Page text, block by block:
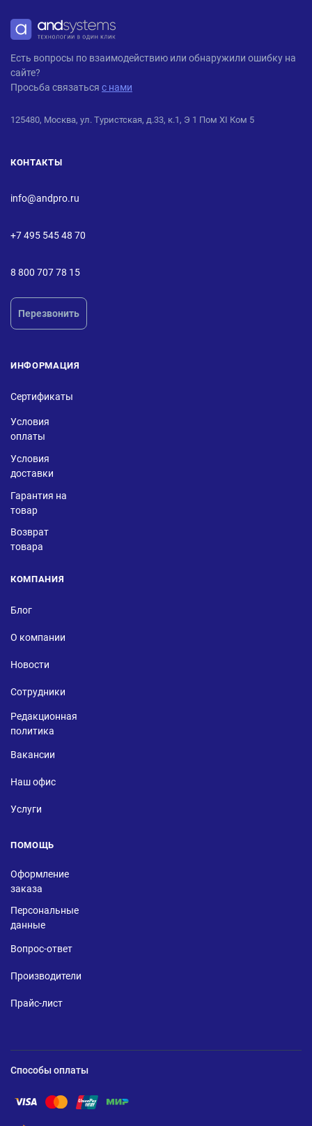
ANDPRO
Есть вопросы по взаимодействию или обнаружили ошибку на
сайте?
Просьба связаться с нами
125480, Москва, ул. Туристская, д.33, к.1, Э 1 Пом XI Ком 5
КОНТАКТЫ
info@andpro.ru
+7 495 545 48 70
8 800 707 78 15
Перезвонить
ИНФОРМАЦИЯ
Сертификаты
Условия
оплаты
Условия
доставки
Гарантия на
товар
Возврат
товара
КОМПАНИЯ
Блог
О компании
Новости
Сотрудники
Редакционная
политика
Вакансии
Наш офис
Услуги
ПОМОЩЬ
Оформление
заказа
Персональные
данные
Вопрос-ответ
Производители
Прайс-лист
Способы оплаты
Помощь по оплате Visa
Помощь по оплате Mastercard
Помощь по оплате UnionPay
Помощь по оплате Мир